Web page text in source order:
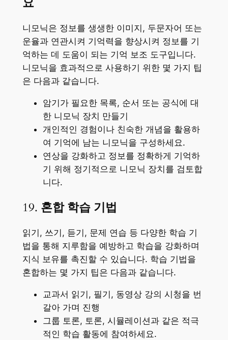
니모닉은 정보를 생생한 이미지, 두문자어 또는
운율과 연관시켜 기억력을 향상시켜 정보를 기
억하는 데 도움이 되는 기억 보조 도구입니다.
니모닉을 효과적으로 사용하기 위한 몇 가지 팁
은 다음과 같습니다.
암기가 필요한 목록, 순서 또는 공식에 대
한 니모닉 장치 만들기
개인적인 경험이나 친숙한 개념을 활용하
여 기억에 남는 니모닉을 구성하세요.
연상을 강화하고 정보를 정확하게 기억하
기 위해 정기적으로 니모닉 장치를 검토합
니다.
19. 혼합 학습 기법
읽기, 쓰기, 듣기, 문제 연습 등 다양한 학습 기
법을 통해 지루함을 예방하고 학습을 강화하며
지식 보유를 촉진할 수 있습니다. 학습 기법을
혼합하는 몇 가지 팁은 다음과 같습니다.
교과서 읽기, 필기, 동영상 강의 시청을 번
갈아 가며 진행
그룹 토론, 토론, 시뮬레이션과 같은 적극
적인 학습 활동에 참여하세요.